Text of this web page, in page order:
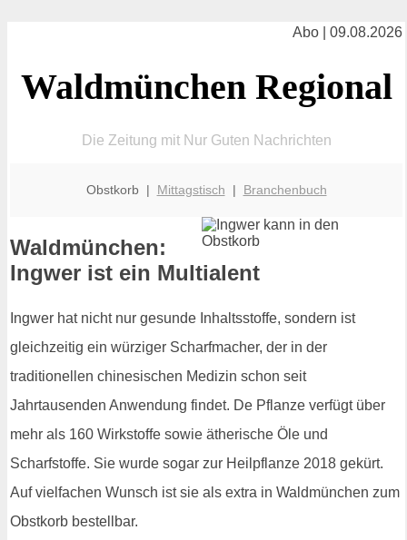
Abo | 09.08.2026
Waldmünchen Regional
Die Zeitung mit Nur Guten Nachrichten
Obstkorb | Mittagstisch | Branchenbuch
Waldmünchen:
Ingwer ist ein Multialent
Ingwer hat nicht nur gesunde Inhaltsstoffe, sondern ist
gleichzeitig ein würziger Scharfmacher, der in der
traditionellen chinesischen Medizin schon seit
Jahrtausenden Anwendung findet. De Pflanze verfügt über
mehr als 160 Wirkstoffe sowie ätherische Öle und
Scharfstoffe. Sie wurde sogar zur Heilpflanze 2018 gekürt.
Auf vielfachen Wunsch ist sie als extra in Waldmünchen zum
Obstkorb bestellbar.